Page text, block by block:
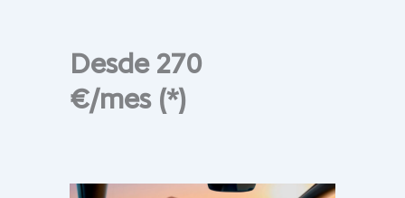
Desde 270
€/mes (*)